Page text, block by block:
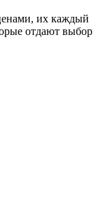
их каждый
отдают выбор